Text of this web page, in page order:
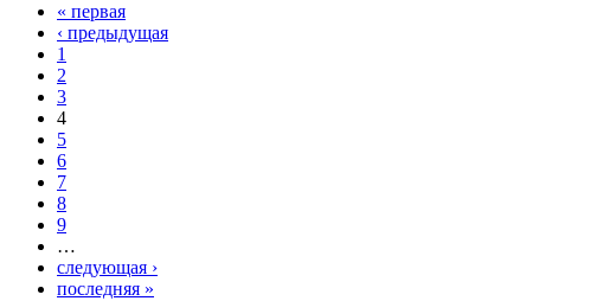
« первая
‹ предыдущая
1
2
3
4
5
6
7
8
9
…
следующая ›
последняя »